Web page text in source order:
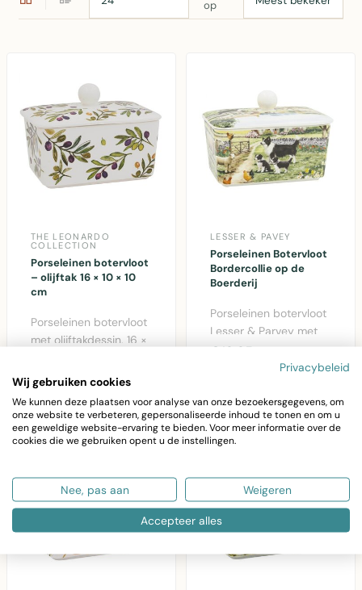
op
THE LEONARDO
COLLECTION
Porseleinen botervloot
– olijftak 16 × 10 × 10
cm
Porseleinen botervloot
met olijftakdessin, 16 ×
mediterrane sti..
LESSER & PAVEY
Porseleinen Botervloot
Bordercollie op de
Boerderij
Porseleinen botervloot
Lesser & Parvey met
boerderijmotief en
losse deksel, perf..
€19,95
Privacybeleid
Wij gebruiken cookies
We kunnen deze plaatsen voor analyse van onze bezoekersgegevens, om
onze website te verbeteren, gepersonaliseerde inhoud te tonen en om u
een geweldige website-ervaring te bieden. Voor meer informatie over de
cookies die we gebruiken opent u de instellingen.
Nee, pas aan Weigeren
Accepteer alles